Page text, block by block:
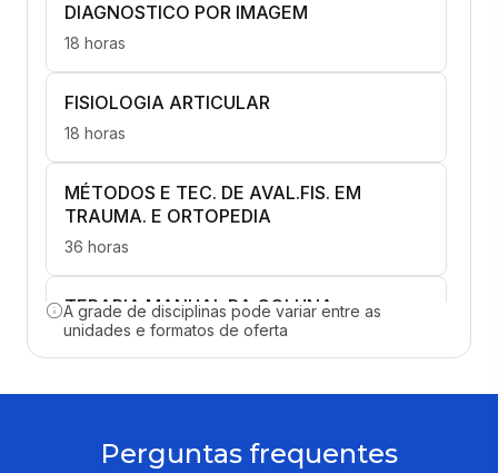
DIAGNOSTICO POR IMAGEM
18 horas
FISIOLOGIA ARTICULAR
18 horas
MÉTODOS E TEC. DE AVAL.FIS. EM
TRAUMA. E ORTOPEDIA
36 horas
TERAPIA MANUAL DA COLUNA
VERTEBRAL
45 horas
18 horas
A grade de disciplinas pode variar entre as
unidades e formatos de oferta
Perguntas frequentes